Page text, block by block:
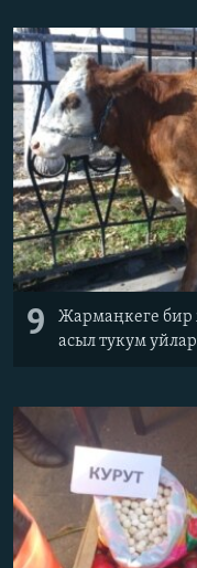
9
Жармаңкеге бир
асыл тукум